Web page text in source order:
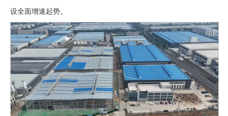
设全面增速起势。